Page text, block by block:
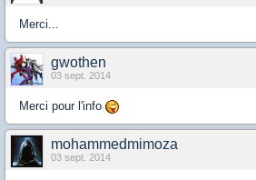
Merci...
gwothen
03 sept. 2014
Merci pour l'info
mohammedmimoza
03 sept. 2014